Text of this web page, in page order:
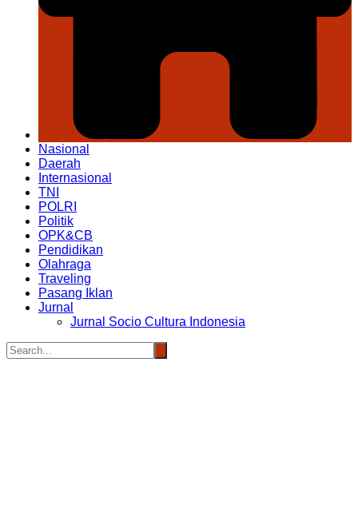
Nasional
Daerah
Internasional
TNI
POLRI
Politik
OPK&CB
Pendidikan
Olahraga
Traveling
Pasang Iklan
Jurnal
Jurnal Socio Cultura Indonesia